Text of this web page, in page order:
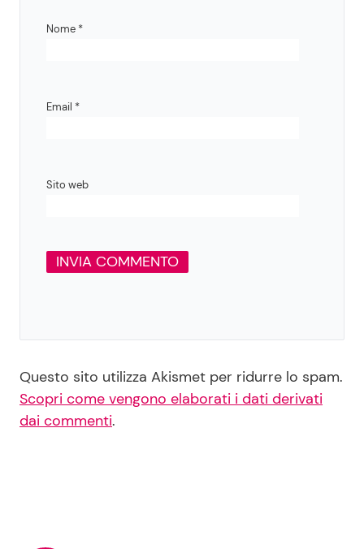
Nome *
Email *
Sito web
Questo sito utilizza Akismet per ridurre lo spam.
Scopri come vengono elaborati i dati derivati
dai commenti.